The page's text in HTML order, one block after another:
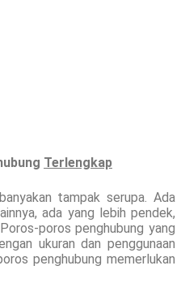
Terlengkap
tampak serupa. Ada
ada yang lebih pendek,
poros penghubung yang
ukuran dan penggunaan
penghubung memerlukan